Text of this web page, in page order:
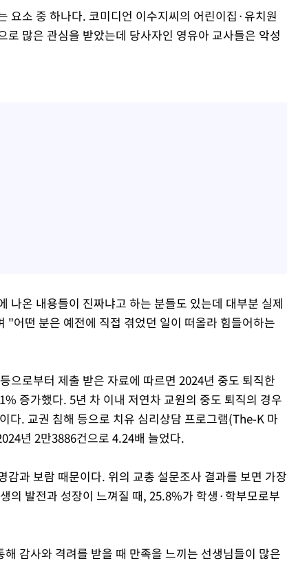
요소 중 하나다. 코미디언 이수지씨의 어린이집·유치원
많은 관심을 받았는데 당사자인 영유아 교사들은 악성
나온 내용들이 진짜냐고 하는 분들도 있는데 대부분 실제
어떤 분은 예전에 직접 겪었던 일이 떠올라 힘들어하는
으로부터 제출 받은 자료에 따르면 2024년 중도 퇴직한
증가했다. 5년 차 이내 저연차 교원의 중도 퇴직의 경우
다. 교권 침해 등으로 치유 심리상담 프로그램(The-K 마
년 2만3886건으로 4.24배 늘었다.
과 보람 때문이다. 위의 교총 설문조사 결과를 보면 가장
의 발전과 성장이 느껴질 때, 25.8%가 학생·학부모로부
감사와 격려를 받을 때 만족을 느끼는 선생님들이 많은